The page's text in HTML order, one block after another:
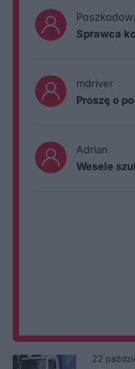
22
Sprawca
mdriver
Proszę o
Adrian
Wesele